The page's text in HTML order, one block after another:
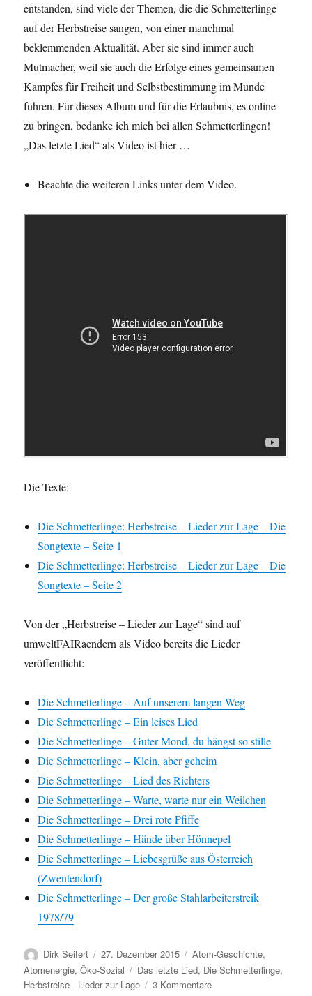
entstanden, sind viele der Themen, die die Schmetterlinge
auf der Herbstreise sangen, von einer manchmal
beklemmenden Aktualität. Aber sie sind immer auch
Mutmacher, weil sie auch die Erfolge eines gemeinsamen
Kampfes für Freiheit und Selbstbestimmung im Munde
führen. Für dieses Album und für die Erlaubnis, es online
zu bringen, bedanke ich mich bei allen Schmetterlingen!
„Das letzte Lied“ als Video ist hier …
Beachte die weiteren Links unter dem Video.
Die Texte:
Die Schmetterlinge: Herbstreise – Lieder zur Lage – Die
Songtexte – Seite 1
Die Schmetterlinge: Herbstreise – Lieder zur Lage – Die
Songtexte – Seite 2
Von der „Herbstreise – Lieder zur Lage“ sind auf
umweltFAIRaendern als Video bereits die Lieder
veröffentlicht:
Die Schmetterlinge – Auf unserem langen Weg
Die Schmetterlinge – Ein leises Lied
Die Schmetterlinge – Guter Mond, du hängst so stille
Die Schmetterlinge – Klein, aber geheim
Die Schmetterlinge – Lied des Richters
Die Schmetterlinge – Warte, warte nur ein Weilchen
Die Schmetterlinge – Drei rote Pfiffe
Die Schmetterlinge – Hände über Hönnepel
Die Schmetterlinge – Liebesgrüße aus Österreich
(Zwentendorf)
Die Schmetterlinge – Der große Stahlarbeiterstreik
1978/79
Autor
Dirk Seifert
Veröffentlicht
am
27. Dezember 2015 Kategorien
Atom-Geschichte,
Atomenergie,Öko-Sozial Schlagwörter
Das letzte Lied, Die Schmetterlinge,
Herbstreise - Lieder zur Lage
3 Kommentarezu